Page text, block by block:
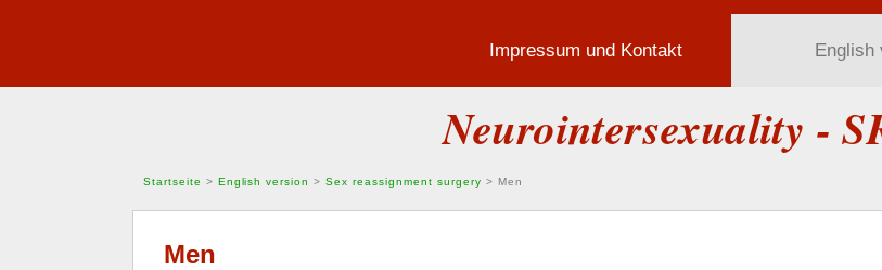
Impressum und Kontakt English
Neurointersexuality -
Startseite > English version >Sex reassignment surgery > Men
Men